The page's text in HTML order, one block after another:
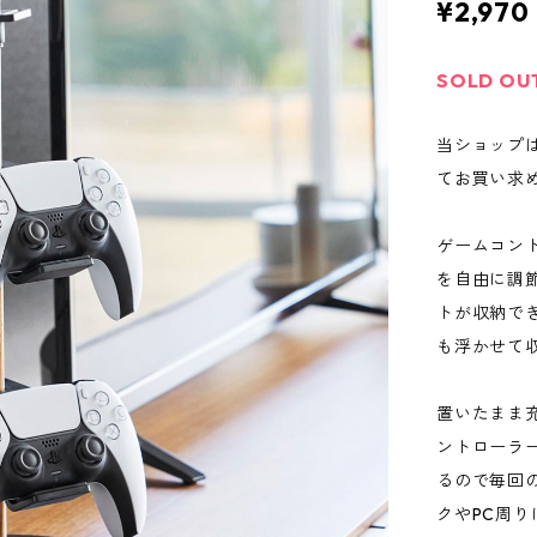
¥2,970
SOLD
当ショップ
てお買い求
ゲームコン
を自由に調
トが収納で
も浮かせて
置いたまま
ントローラ
るので毎回
クやPC周